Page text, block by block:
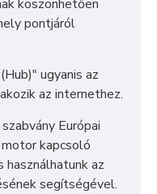
köszönhetően
pontjáról
ugyanis az
az internethez.
Európai
kapcsoló
az
segítségével.